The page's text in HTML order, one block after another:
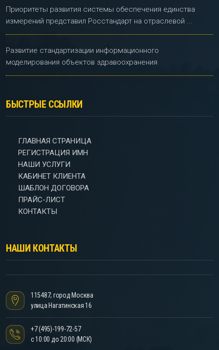
Приоритеты развития системы обеспечения единства
измерений представил Росстандарт на отраслевой ...
Развитие стандартизации информационного
моделирования объектов здравоохранения
БЫСТРЫЕ ССЫЛКИ
ГЛАВНАЯ СТРАНИЦА
РЕГИСТРАЦИЯ ИМН
НАШИ УСЛУГИ
КАБИНЕТ КЛИЕНТА
ШАБЛОН ДОГОВОРА
ПРАЙС-ЛИСТ
КОНТАКТЫ
НАШИ КОНТАКТЫ
115487; город Москва
улица Нагатинская 16
+7 (495)-199-72-57
с 10:00 до 20:00 (МСК)